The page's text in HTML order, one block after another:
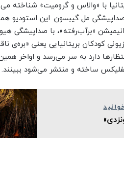
با «والاس و گرومیت» شناخته
مل گیبسون. این استودیو
انیمیشن «برآب‌رفته»، با صداپیشگی
کودکان بریتانیایی یعنی «بره‌ی
دارد به سر می‌رسد و اواخر
ساخته و منتشر می‌شود ببینند.